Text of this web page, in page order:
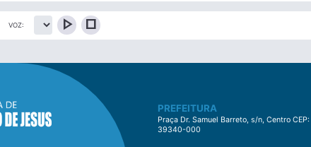
VOZ: play_arrow stop
PREFEITURA
Praça Dr. Samuel Barreto, s/n, Centro CEP:
39340-000